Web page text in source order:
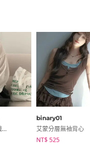
亞麻混紡V領針織開衫
binary01
艾蒙分層無袖背心
NT$ 525